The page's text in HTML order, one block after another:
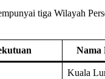
tiga Wilayah
Nama
Kuala